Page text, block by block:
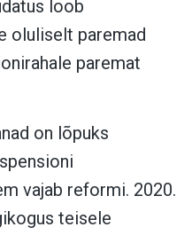
loob
oluliselt paremad
paremat
on lõpuks
vajab reformi. 2020.
teisele